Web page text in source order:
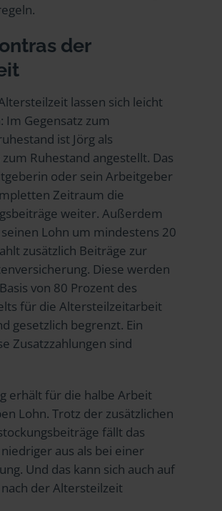
der
lassen sich leicht
Im Gegensatz zum
ist Jörg als
Ruhestand angestellt. Das
oder sein Arbeitgeber
Zeitraum die
weiter. Außerdem
Lohn um mindestens 20
zusätzlich Beiträge zur
Diese werden
von 80 Prozent des
für die Altersteilzeitarbeit
gesetzlich begrenzt. Ein
Zusatzzahlungen sind
erhält für die halbe Arbeit
Lohn. Trotz der zusätzlichen
fällt das
aus als bei einer
Und das kann sich auch auf
der Altersteilzeit